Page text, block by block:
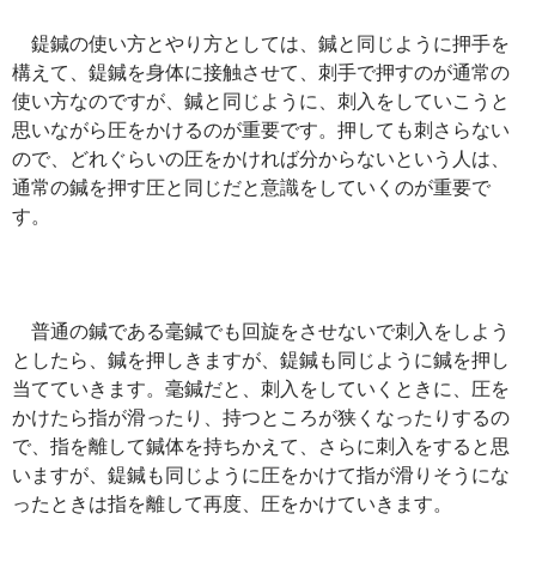
鍉鍼の使い方とやり方としては、鍼と同じように押手を
構えて、鍉鍼を身体に接触させて、刺手で押すのが通常の
使い方なのですが、鍼と同じように、刺入をしていこうと
思いながら圧をかけるのが重要です。押しても刺さらない
ので、どれぐらいの圧をかければ分からないという人は、
通常の鍼を押す圧と同じだと意識をしていくのが重要で
す。
普通の鍼である毫鍼でも回旋をさせないで刺入をしよう
としたら、鍼を押しきますが、鍉鍼も同じように鍼を押し
当てていきます。毫鍼だと、刺入をしていくときに、圧を
かけたら指が滑ったり、持つところが狭くなったりするの
で、指を離して鍼体を持ちかえて、さらに刺入をすると思
いますが、鍉鍼も同じように圧をかけて指が滑りそうにな
ったときは指を離して再度、圧をかけていきます。